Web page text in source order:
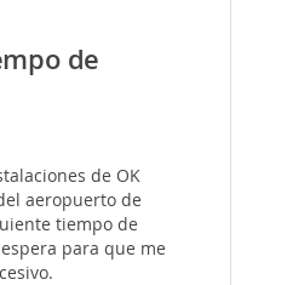
de
de OK
aeropuerto de
tiempo de
para que me